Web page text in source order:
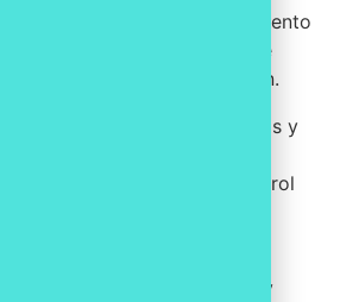
un equipo de cumplimiento
involucre a representantes de
las áreas de la organización.
claramente las políticas y
y que comprendan su rol
y cómo identificar y